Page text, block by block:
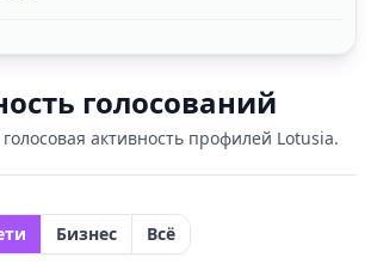
голосований
активность профилей Lotusia.
Бизнес Всё